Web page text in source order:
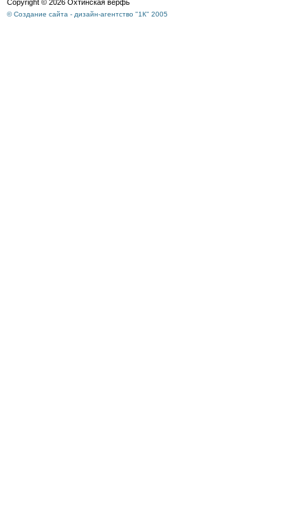
Copyright © 2026 Охтинская верфь
© Создание сайта - дизайн-агентство "1К" 2005